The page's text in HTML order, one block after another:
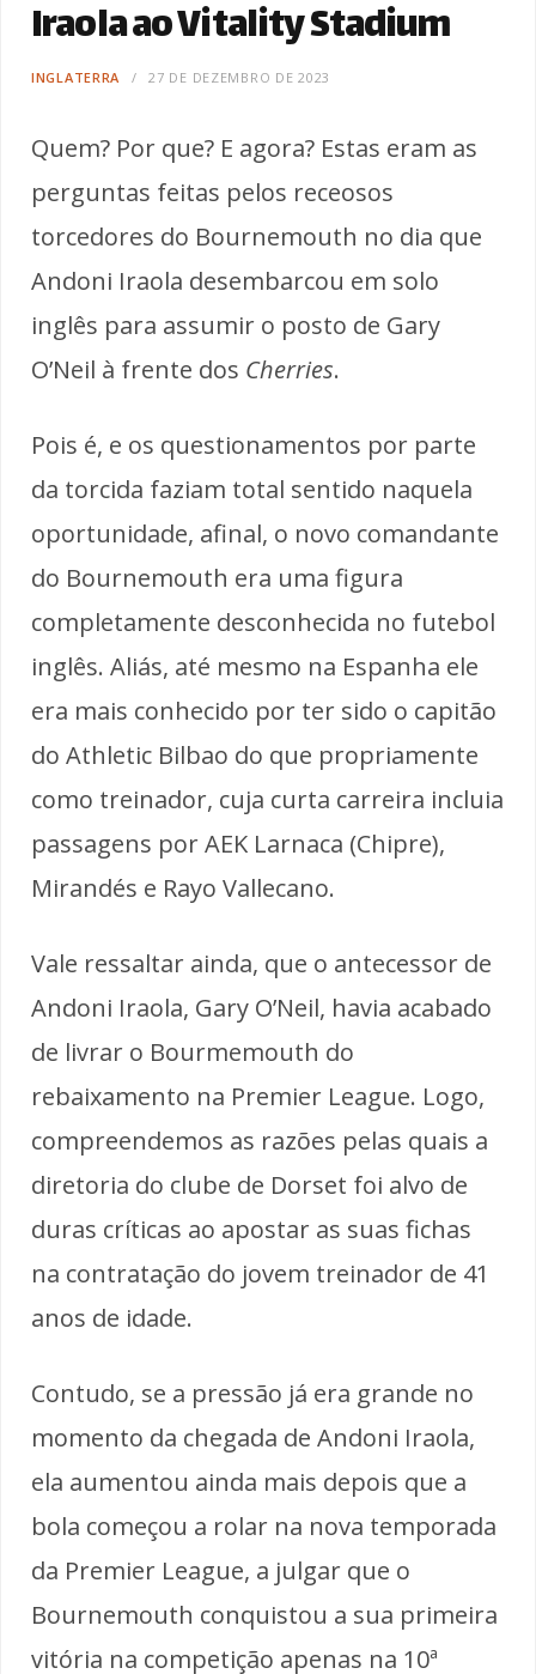
Iraola ao Vitality Stadium
INGLATERRA 27 DE DEZEMBRO DE 2023
Quem? Por que? E agora? Estas eram as
perguntas feitas pelos receosos
torcedores do Bournemouth no dia que
Andoni Iraola desembarcou em solo
inglês para assumir o posto de Gary
O’Neil à frente dos Cherries.
Pois é, e os questionamentos por parte
da torcida faziam total sentido naquela
oportunidade, afinal, o novo comandante
do Bournemouth era uma figura
completamente desconhecida no futebol
inglês. Aliás, até mesmo na Espanha ele
era mais conhecido por ter sido o capitão
do Athletic Bilbao do que propriamente
como treinador, cuja curta carreira incluia
passagens por AEK Larnaca (Chipre),
Mirandés e Rayo Vallecano.
Vale ressaltar ainda, que o antecessor de
Andoni Iraola, Gary O’Neil, havia acabado
de livrar o Bourmemouth do
rebaixamento na Premier League. Logo,
compreendemos as razões pelas quais a
diretoria do clube de Dorset foi alvo de
duras críticas ao apostar as suas fichas
na contratação do jovem treinador de 41
anos de idade.
Contudo, se a pressão já era grande no
momento da chegada de Andoni Iraola,
ela aumentou ainda mais depois que a
bola começou a rolar na nova temporada
da Premier League, a julgar que o
Bournemouth conquistou a sua primeira
vitória na competição apenas na 10ª